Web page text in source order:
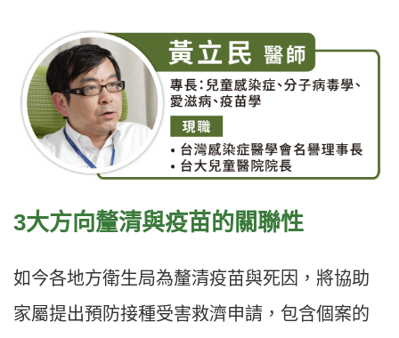
3大方向釐清與疫苗的關聯性
如今各地方衛生局為釐清疫苗與死因，將協助
家屬提出預防接種受害救濟申請，包含個案的